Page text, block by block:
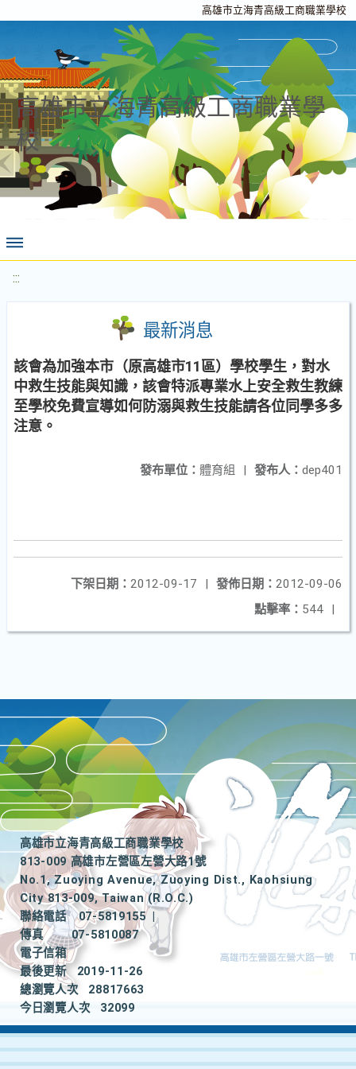
高雄市立海青高級工商職業學校
高雄市立海青高級工商職業學
校
:::
最新消息
該會為加強本市（原高雄市11區）學校學生，對水
中救生技能與知識，該會特派專業水上安全救生教練
至學校免費宣導如何防溺與救生技能請各位同學多多
注意。
發布人： dep401
發布單位： 體育組 |
發佈日期： 2012-09-06
下架日期： 2012-09-17
|
點擊率： 544 |
高雄市立海青高級工商職業學校
813-009 高雄市左營區左營大路1號
No.1, Zuoying Avenue, Zuoying Dist., Kaohsiung
City 813-009, Taiwan (R.O.C.)
聯絡電話
07-5819155
|
傳真
07-5810087
電子信箱
最後更新
2019-11-26
總瀏覽人次
28817663
今日瀏覽人次
32099